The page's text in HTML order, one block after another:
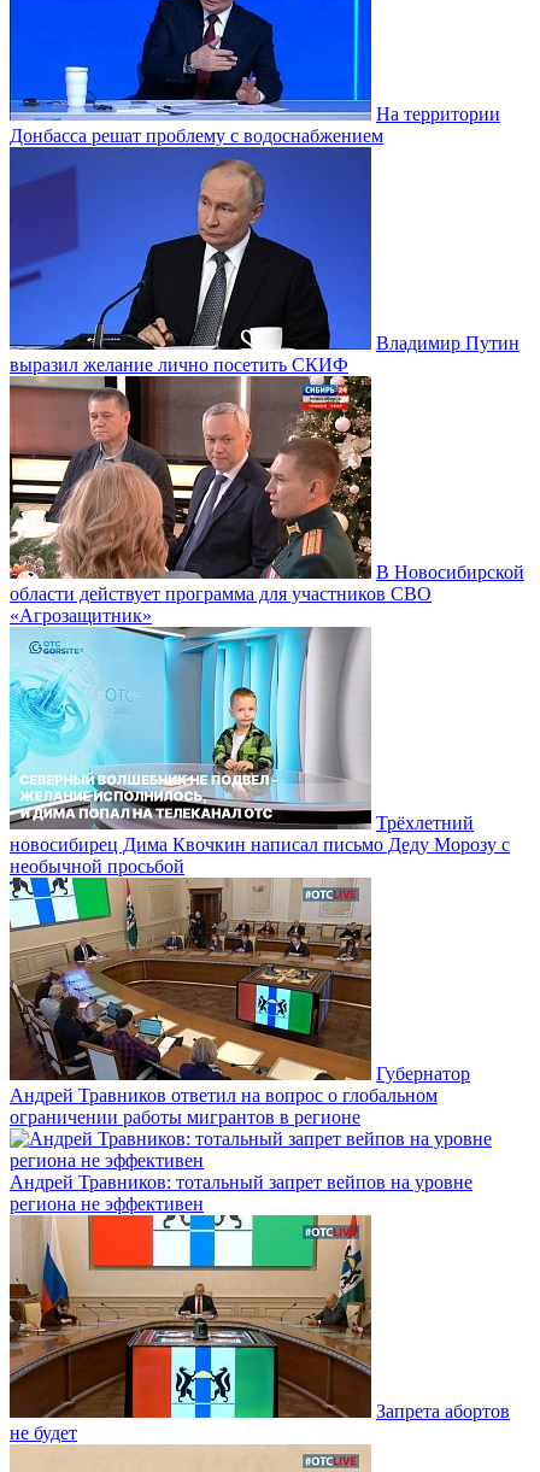
На территории
Донбасса решат проблему с водоснабжением
Владимир Путин
выразил желание лично посетить СКИФ
В Новосибирской
области действует программа для участников СВО
«Агрозащитник»
Трёхлетний
новосибирец Дима Квочкин написал письмо Деду Морозу с
необычной просьбой
Губернатор
Андрей Травников ответил на вопрос о глобальном
ограничении работы мигрантов в регионе
Андрей Травников: тотальный запрет вейпов на уровне
региона не эффективен
Запрета абортов
не будет